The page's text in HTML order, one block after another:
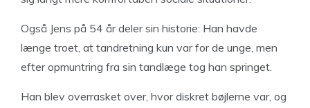
Også Jens på 54 år deler sin historie: Han havde
længe troet, at tandretning kun var for de unge, men
efter opmuntring fra sin tandlæge tog han springet.
Han blev overrasket over, hvor diskret bøjlerne var, og